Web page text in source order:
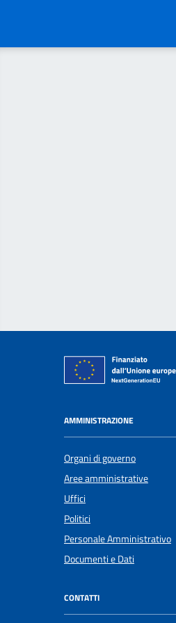
AMMINISTRAZIONE
Organi di governo
Aree amministrative
Uffici
Politici
Personale Amministrativo
Documenti e Dati
CONTATTI